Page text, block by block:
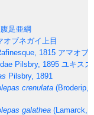
足亜綱
オブネガイ上目
1815 アマオブ
Pilsbry, 1895 ユキス
Pilsbry, 1891
crenulata (Broderip,
galathea (Lamarck,